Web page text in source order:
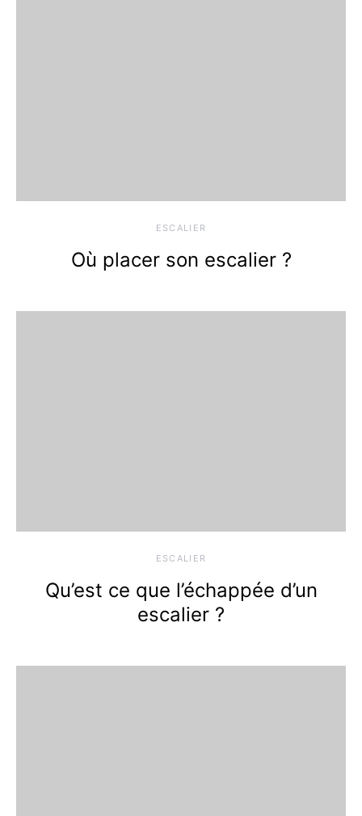
ESCALIER
Où placer son escalier ?
ESCALIER
Qu’est ce que l’échappée d’un
escalier ?